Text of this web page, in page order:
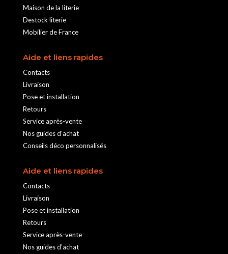
Maison de la literie
Destock literie
Mobilier de France
Aide et liens rapides
Contacts
Livraison
Pose et installation
Retours
Service après-vente
Nos guides d’achat
Conseils déco personnalisés
Aide et liens rapides
Contacts
Livraison
Pose et installation
Retours
Service après-vente
Nos guides d’achat